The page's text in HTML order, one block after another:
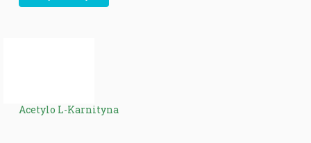
Acetylo L-Karnityna